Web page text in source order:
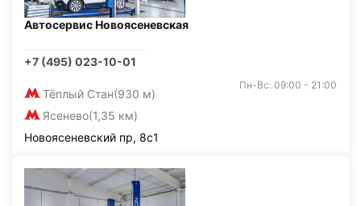
Автосервис Новоясеневская
+7 (495) 023-10-01
Тёплый Стан(930 м)
Ясенево(1,35 км)
Пн-Вс: 09:00 - 21:00
Новоясеневский пр, 8с1